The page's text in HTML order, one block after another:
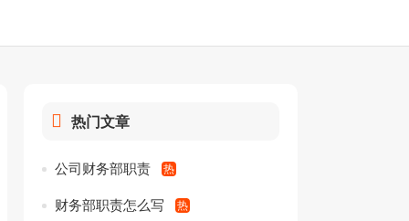
热门文章
公司财务部职责
财务部职责怎么写